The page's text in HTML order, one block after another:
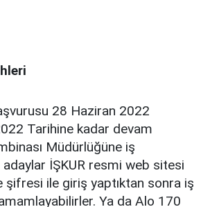
28 Haziran 2022
Tarihine kadar devam
Müdürlüğüne iş
İŞKUR resmi web sitesi
şifresi ile giriş yaptıktan sonra iş
Ya da Alo 170